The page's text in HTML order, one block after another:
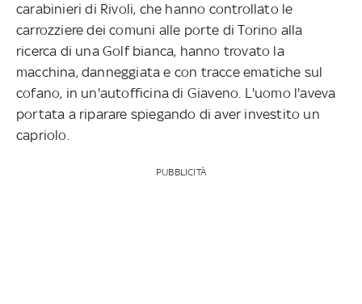
carabinieri di Rivoli, che hanno controllato le
carrozziere dei comuni alle porte di Torino alla
ricerca di una Golf bianca, hanno trovato la
macchina, danneggiata e con tracce ematiche sul
cofano, in un'autofficina di Giaveno. L'uomo l'aveva
portata a riparare spiegando di aver investito un
capriolo.
PUBBLICITÀ